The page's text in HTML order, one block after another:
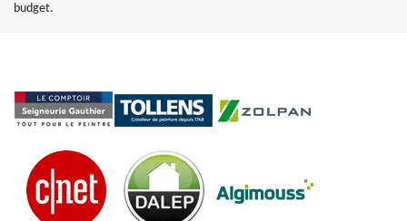
budget.